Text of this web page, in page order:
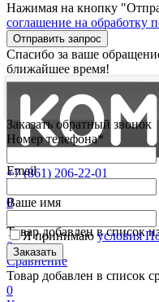
Нажимая на кнопку
соглашение на обработку
Отправить запрос
Спасибо за ваше
ближайшее время!
+7 (861) 206-22-01
0
Товар добавлен в список
0
Сравнение
Товар добавлен в список
0
Заказать обратный звонок
Номер телефона*
Email
Ваше имя
Я принимаюусловия